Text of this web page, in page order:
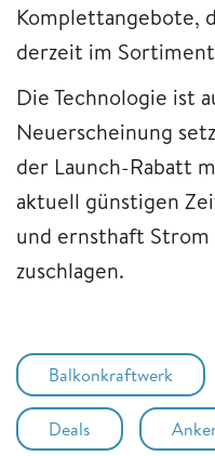
Komplettangebote,
derzeit im
Die Technologie ist
Neuerscheinung
der Launch-Rabatt
aktuell günstigen
und ernsthaft
zuschlagen.
Balkonkraftwerk
Deals